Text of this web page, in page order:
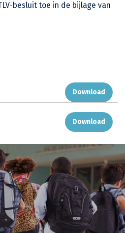
besluit toe in de bijlage van
Download
Download